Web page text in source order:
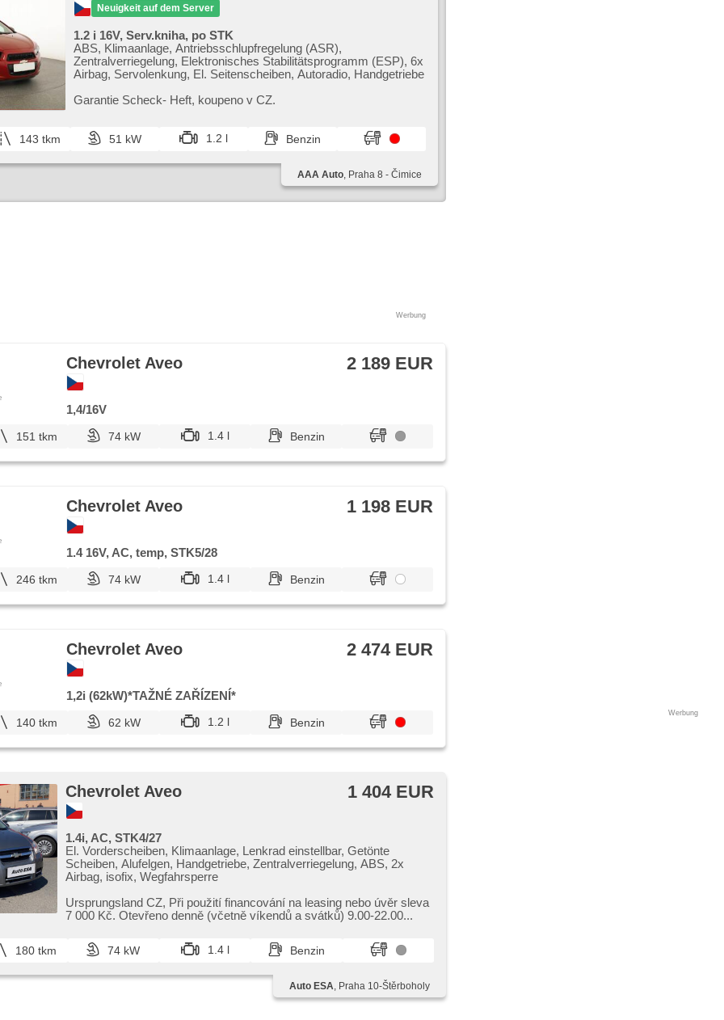
Neuigkeit auf dem Server
1.2 i 16V, Serv.kniha, po STK
ABS, Klimaanlage, Antriebsschlupfregelung (ASR),
Zentralverriegelung, Elektronisches Stabilitätsprogramm (ESP), 6x
Airbag, Servolenkung, El. Seitenscheiben, Autoradio, Handgetriebe
Garantie Scheck​- Heft,​ koupeno v CZ.
143 tkm 51 kW 1.2 l Benzin
AAA Auto, Praha 8 - Čimice
Werbung
Chevrolet Aveo 2 189 EUR
1,4/16V
151 tkm 74 kW 1.4 l Benzin
Chevrolet Aveo 1 198 EUR
1.4 16V, AC, temp, STK5/28
246 tkm 74 kW 1.4 l Benzin
Chevrolet Aveo 2 474 EUR
1,2i (62kW)*TAŽNÉ ZAŘÍZENÍ*
140 tkm 62 kW 1.2 l Benzin
Chevrolet Aveo 1 404 EUR
1.4i, AC, STK4/27
El. Vorderscheiben, Klimaanlage, Lenkrad einstellbar, Getönte
Scheiben, Alufelgen, Handgetriebe, Zentralverriegelung, ABS, 2x
Airbag, isofix, Wegfahrsperre
Ursprungsland CZ,​ Při použití financování na leasing nebo úvěr sleva
7 000 Kč. Otevřeno denně (včetně víkendů a svátků) 9.00​-22.00...
180 tkm 74 kW 1.4 l Benzin
Auto ESA, Praha 10-Štěrboholy
Werbung